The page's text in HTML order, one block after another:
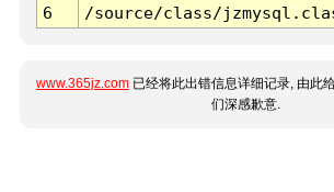
6
/source/class/
www.365jz.com 已经将此出错信息详细记录, 由此
们深感歉意.